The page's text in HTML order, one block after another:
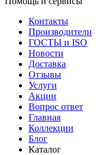
Контакты
Производители
ГОСТЫ и ISO
Новости
Доставка
Отзывы
Услуги
Акции
Вопрос ответ
Главная
Коллекции
Блог
Каталог